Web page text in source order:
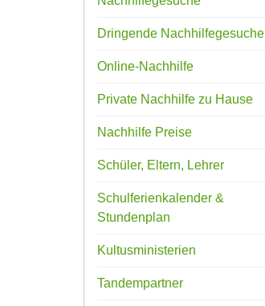
Dringende Nachhilfegesuche
Online-Nachhilfe
Private Nachhilfe zu Hause
Nachhilfe Preise
Schüler, Eltern, Lehrer
Schulferienkalender &
Stundenplan
Kultusministerien
Tandempartner